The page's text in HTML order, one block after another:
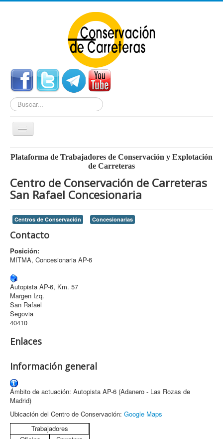
Buscar...
Cambiar
navegación
Home
Centros de Conservación
Enlaces Externos
Archivo
Formularios
Plataforma de Trabajadores de Conservación y Explotación
de Carreteras
Centro de Conservación de Carreteras
San Rafael Concesionaria
Centros de Conservación Concesionarias
Contacto
Posición:
MITMA, Concesionaria AP-6
Autopista AP-6, Km. 57
Margen Izq.
San Rafael
Segovia
40410
Enlaces
Información general
Ámbito de actuación: Autopista AP-6 (Adanero - Las Rozas de
Madrid)
Ubicación del Centro de Conservación: Google Maps
Trabajadores